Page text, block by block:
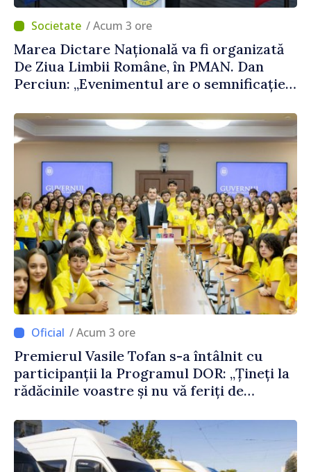
/ Acum 3 ore
Marea Dictare Națională va fi organizată
De Ziua Limbii Române, în PMAN. Dan
Perciun: „Evenimentul are o semnificație
/ Acum 3 ore
Premierul Vasile Tofan s-a întâlnit cu
participanții la Programul DOR: „Țineți la
rădăcinile voastre și nu vă feriți de
reuși”